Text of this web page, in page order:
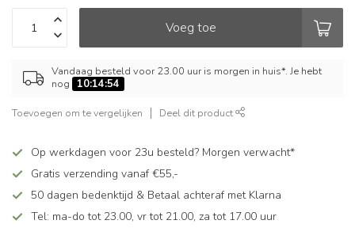
Voeg toe
Vandaag besteld voor 23.00 uur is morgen in huis*. Je hebt
nog
10:14:54
Toevoegen om te vergelijken Deel dit product
Op werkdagen voor 23u besteld? Morgen verwacht*
Gratis verzending vanaf €55,-
50 dagen bedenktijd & Betaal achteraf met Klarna
Tel: ma-do tot 23.00, vr tot 21.00, za tot 17.00 uur